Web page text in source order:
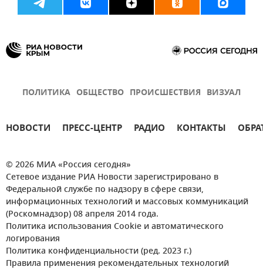
ПОЛИТИКА ОБЩЕСТВО ПРОИСШЕСТВИЯ ВИЗУАЛ
НОВОСТИ ПРЕСС-ЦЕНТР РАДИО КОНТАКТЫ
© 2026 МИА «Россия сегодня»
Сетевое издание РИА Новости зарегистрировано в
Федеральной службе по надзору в сфере связи,
информационных технологий и массовых коммуникаций
(Роскомнадзор) 08 апреля 2014 года.
Политика использования Cookie и автоматического
логирования
Политика конфиденциальности (ред. 2023 г.)
Правила применения рекомендательных технологий